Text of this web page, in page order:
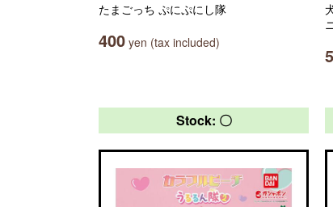
たまごっち ぷにぷにし隊
400 yen (tax included)
Stock: 〇